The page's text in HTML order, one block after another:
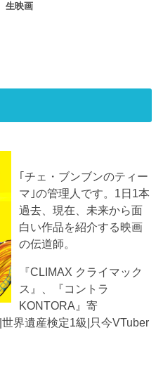
生映画
｢チェ・ブンブンのティー
マ｣の管理人です。1日1本
過去、現在、未来から面
白い作品を紹介する映画
の伝道師。
『CLIMAX クライマック
ス』、『コントラ
KONTORA』寄
界遺産検定1級|只今VTuber